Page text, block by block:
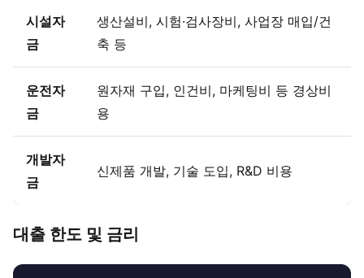
시설자
금
생산설비, 시험·검사장비, 사업장 매입/건
축 등
운전자
금
원자재 구입, 인건비, 마케팅비 등 경상비
용
개발자
금
신제품 개발, 기술 도입, R&D 비용
대출 한도 및 금리